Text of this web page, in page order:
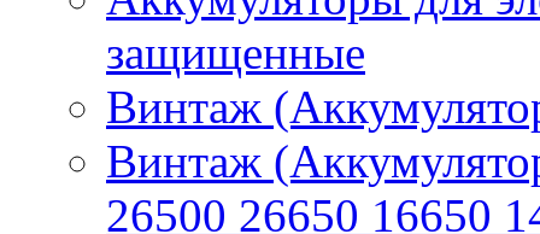
защищенные
Винтаж
Винтаж
26500 26650 16650